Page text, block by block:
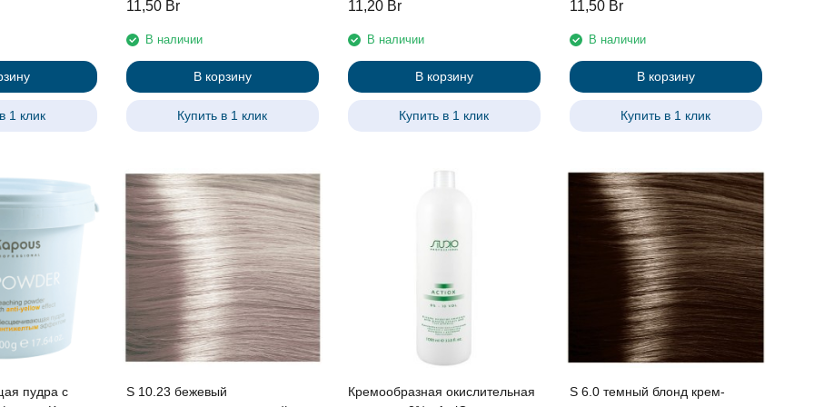
1 клик
протеинами линии Studio
11,50 Br
В наличии
В корзину
Купить в 1 клик
Studio Professional , 100 мл
11,20 Br
В наличии
В корзину
Купить в 1 клик
экстрактом женьшеня и
11,50 Br
В наличии
В корзину
Купить в 1 клик
пудра с
S 10.23 бежевый
Кремообразная окислительная
S 6.0 темный блонд крем-